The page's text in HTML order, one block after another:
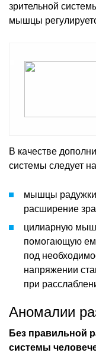
зрительной
мышцы
В качестве
системы следует
мышцы
расширение
цилиарную
помогающую
под
напряжении
при
Аномалии
Без правильной
системы